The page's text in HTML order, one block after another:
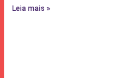
Leia mais »